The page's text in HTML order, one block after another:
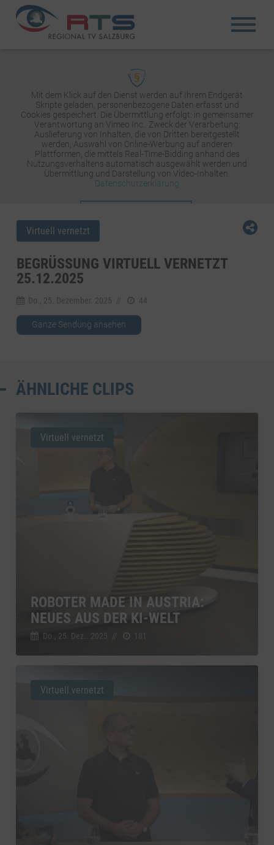
Mit dem Klick auf den Dienst werden auf Ihrem Endgerät
Skripte geladen, personenbezogene Daten erfasst und
Cookies gespeichert. Die Übermittlung erfolgt: in gemeinsamer
Verantwortung an Vimeo Inc.. Zweck der Verarbeitung:
Auslieferung von Inhalten, die von Dritten bereitgestellt
werden, Auswahl von Online-Werbung auf anderen
Plattformen, die mittels Real-Time-Bidding anhand des
Nutzungsverhaltens automatisch ausgewählt werden und
Übermittlung und Darstellung von Video-Inhalten.
Datenschutzerklärung
Virtuell vernetzt
BEGRÜSSUNG VIRTUELL VERNETZT 2
5.12.2025
Do., 25. Dezember. 2025 44
Ganze Sendung ansehen
ÄHNLICHE CLIPS
ROBOTER MADE IN AUSTRIA:
NEUES AUS DER KI-WELT
Do., 25. Dez.. 2025 181
Virtuell vernetzt
Virtuell vernetzt